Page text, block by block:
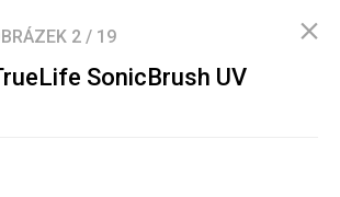
2 / 19
SonicBrush UV